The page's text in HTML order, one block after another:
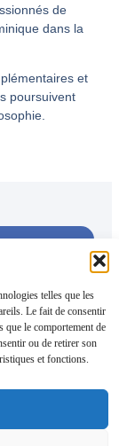
telles que les
Le fait de consentir
que le comportement de
ou de retirer son
et fonctions.
de
dans la
et
poursuivent